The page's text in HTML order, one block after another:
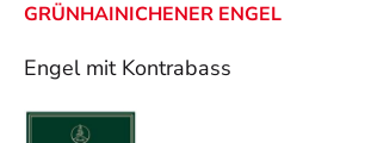
GRÜNHAINICHENER ENGEL
Engel mit Kontrabass